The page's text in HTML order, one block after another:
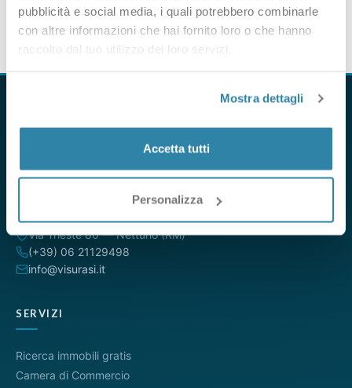
pubblicità e social media, i quali potrebbero combinarle
con altre informazioni che hai fornito loro o che hanno
raccolto dal tuo utilizzo dei loro servizi.
Mostra dettagli
Accetta tutti
Personalizza
catastali e ipotecarie direttamente dalle banche dati ufficiali.
Da oltre 15 anni al servizio di professionisti, aziende e privati.
Via Trieste 80 — Nettuno (RM)
(+39) 06 21129498
info@visurasi.it
SERVIZI
Ricerca immobili gratis
Camera di Commercio